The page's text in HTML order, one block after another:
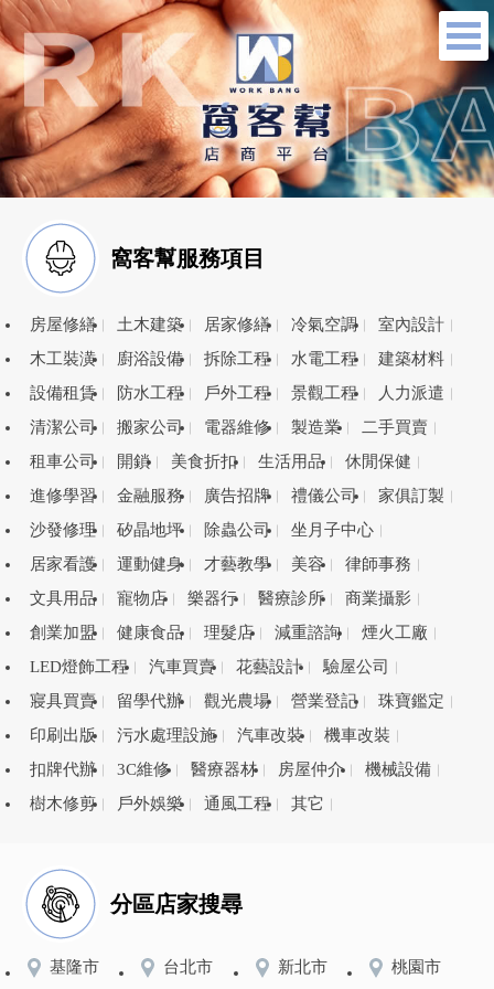
窩客幫服務項目
房屋修繕 土木建築 居家修繕 冷氣空調
室內設計
木工裝潢
廚浴設備 拆除工程 水電工程
建築材料
設備租賃
防水工程 戶外工程 景觀工程
人力派遣
清潔公司
搬家公司 電器維修 製造業
二手買賣
租車公司
開鎖 美食折扣 生活用品
休閒保健
進修學習
金融服務 廣告招牌 禮儀公司
家俱訂製
沙發修理
矽晶地坪 除蟲公司
坐月子中心
居家看護
運動健身 才藝教學 美容
律師事務
文具用品
寵物店 樂器行 醫療診所
商業攝影
創業加盟
健康食品 理髮店 減重諮詢
煙火工廠
LED燈飾工程
汽車買賣 花藝設計
驗屋公司
寢具買賣
留學代辦 觀光農場 營業登記
珠寶鑑定
印刷出版
污水處理設施 汽車改裝
機車改裝
扣牌代辦
3C維修 醫療器材 房屋仲介
機械設備
樹木修剪
戶外娛樂 通風工程 其它
分區店家搜尋
基隆市 台北市 新北市
桃園市